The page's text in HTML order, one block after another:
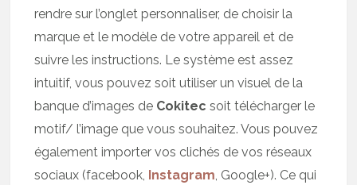
rendre sur l’onglet personnaliser, de choisir la
marque et le modèle de votre appareil et de
suivre les instructions. Le système est assez
intuitif, vous pouvez soit utiliser un visuel de la
banque d’images de Cokitec soit télécharger le
motif/ l’image que vous souhaitez. Vous pouvez
également importer vos clichés de vos réseaux
sociaux (facebook, Instagram, Google+). Ce qui